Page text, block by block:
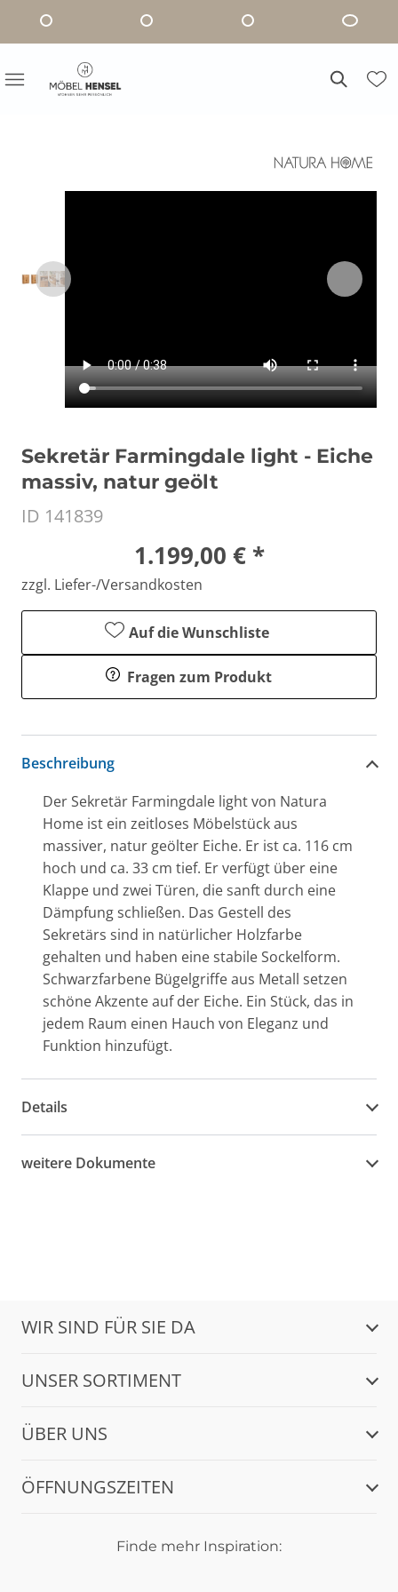
Sekretär Farmingdale light - Eiche
massiv, natur geölt
ID 141839
1.199,00 € *
zzgl. Liefer-/Versandkosten
Auf die Wunschliste
Fragen zum Produkt
Beschreibung
Der Sekretär Farmingdale light von Natura
Home ist ein zeitloses Möbelstück aus
massiver, natur geölter Eiche. Er ist ca. 116 cm
hoch und ca. 33 cm tief. Er verfügt über eine
Klappe und zwei Türen, die sanft durch eine
Dämpfung schließen. Das Gestell des
Sekretärs sind in natürlicher Holzfarbe
gehalten und haben eine stabile Sockelform.
Schwarzfarbene Bügelgriffe aus Metall setzen
schöne Akzente auf der Eiche. Ein Stück, das in
jedem Raum einen Hauch von Eleganz und
Funktion hinzufügt.
Details
weitere Dokumente
WIR SIND FÜR SIE DA
UNSER SORTIMENT
ÜBER UNS
ÖFFNUNGSZEITEN
Finde mehr Inspiration: